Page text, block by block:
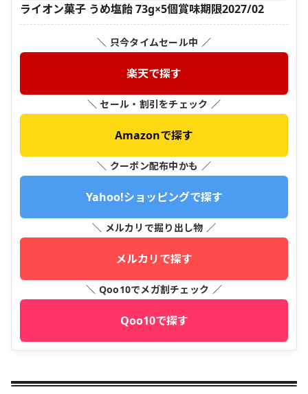
ライオン菓子 うめ塩飴 73g×5個賞味期限2027/02
＼ 只今タイムセール中 ／
楽天で探す
＼ セール・割引をチェック ／
Amazonで探す
＼ クーポン配布中かも ／
Yahoo!ショッピングで探す
＼ メルカリで掘り出し物 ／
メルカリで探す
＼ Qoo10でメガ割チェック ／
Qoo10で探す